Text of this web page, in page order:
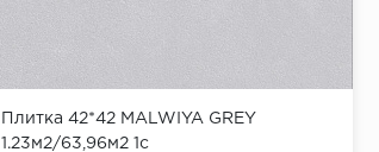
Плитка 42*42 MALWIYA GREY
1.23м2/63,96м2 1с